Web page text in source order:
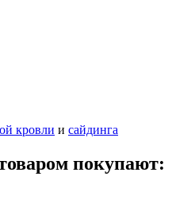
кровли и сайдинга
покупают: